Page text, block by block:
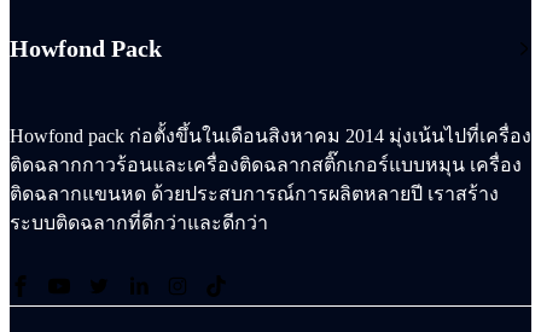
Howfond Pack
Howfond pack ก่อตั้งขึ้นในเดือนสิงหาคม 2014 มุ่งเน้นไปที่เครื่อง
ติดฉลากกาวร้อนและเครื่องติดฉลากสติ๊กเกอร์แบบหมุน เครื่อง
ติดฉลากแขนหด ด้วยประสบการณ์การผลิตหลายปี เราสร้าง
ระบบติดฉลากที่ดีกว่าและดีกว่า